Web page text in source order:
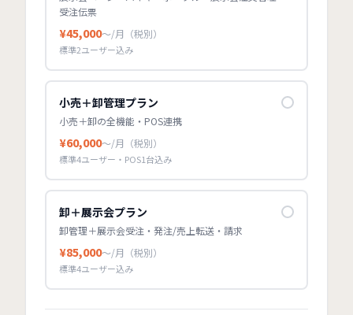
受注伝票
¥45,000〜/月（税別）
標準2ユーザー込み
小売＋卸管理プラン
小売＋卸の全機能・POS連携
¥60,000〜/月（税別）
標準4ユーザー ・POS1台込み
卸＋展示会プラン
卸管理＋展示会受注・発注/売上転送・請求
¥85,000〜/月（税別）
標準4ユーザー込み